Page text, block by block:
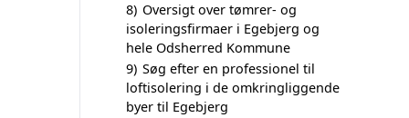
8) Oversigt over tømrer- og
isoleringsfirmaer i Egebjerg og
hele Odsherred Kommune
9) Søg efter en professionel til
loftisolering i de omkringliggende
byer til Egebjerg